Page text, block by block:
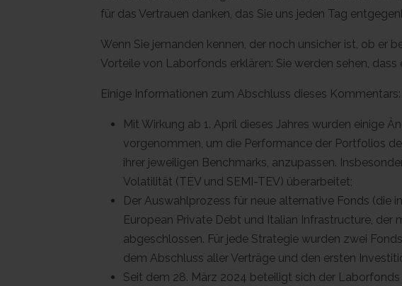
für das Vertrauen danken, das Sie uns jeden Tag
Wenn Sie jemanden kennen, der noch unsicher ist, ob er
Vorteile von Laborfonds erklären: Sie werden sehen,
Einige Informationen zum Abschluss dieses Kommentars:
Mit Wirkung ab 1. April dieses Jahres wurden einige
vorgenommen, um die Performance der Portfolios
ihrer jeweiligen Benchmarks, anzupassen.
Volatilität (TEV und SEMI-TEV) überarbeitet;
Der Auswahlprozess für neue alternative Fonds (die
European Private Debt und Italian Infrastructure,
abgeschlossen. Für jede Strategie wurden zwei
dem Abschluss aller Verträge und den ersten
Seit dem 28. März 2024 beteiligt sich der